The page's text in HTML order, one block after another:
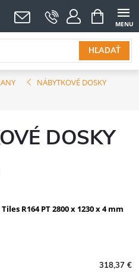
HĽADAŤ
NÁKUPNÝ
KOŠÍK
NÁBYTKOVÉ DOSKY
DOSKY
R164 PT 2800 x 1230 x 4 mm
318,37 €